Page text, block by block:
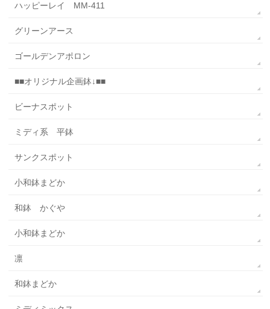
ハッピーレイ MM-411
グリーンアース
ゴールデンアポロン
■■オリジナル企画鉢↓■■
ビーナスポット
ミディ系 平鉢
サンクスポット
小和鉢まどか
和鉢 かぐや
小和鉢まどか
凛
和鉢まどか